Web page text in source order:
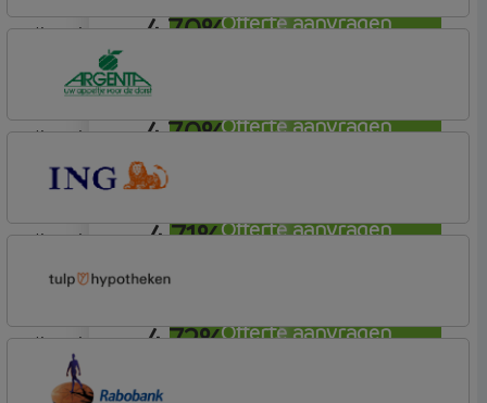
Offerte aanvragen
4,70%
Offerte aanvragen
lineair
4,70%
Offerte aanvragen
ING Bank
Basistarief
lineair
4,71%
Offerte aanvragen
Hypotheek
lineair
4,72%
Basistarief
lineair
Tulp Hypotheken
Tulp Riant Hypotheek